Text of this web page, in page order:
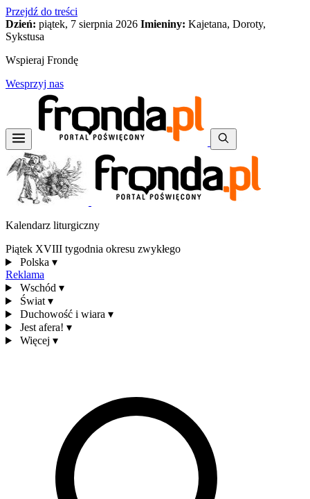
Przejdź do treści
Dzień: piątek, 7 sierpnia 2026 Imieniny: Kajetana, Doroty,
Sykstusa
Wspieraj Frondę
Wesprzyj nas
Kalendarz liturgiczny
Piątek XVIII tygodnia okresu zwykłego
Polska ▾
Reklama
Wschód ▾
Świat ▾
Duchowość i wiara ▾
Jest afera! ▾
Więcej ▾